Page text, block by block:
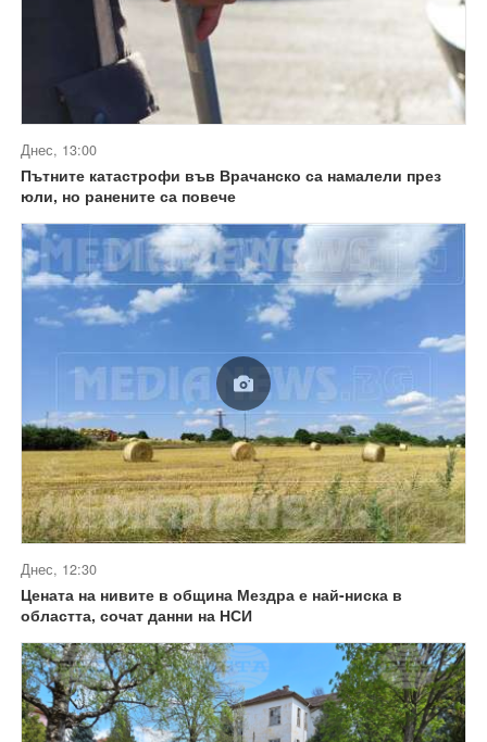
Днес, 13:00
Пътните катастрофи във Врачанско са намалели през
юли, но ранените са повече
Днес, 12:30
Цената на нивите в община Мездра е най-ниска в
областта, сочат данни на НСИ